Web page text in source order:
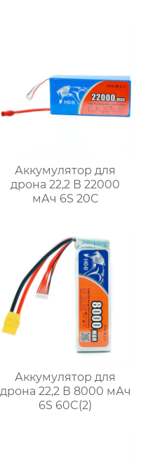
Аккумулятор для
дрона 22,2 В 22000
мАч 6S 20C
Аккумулятор для
дрона 22,2 В 8000 мАч
6S 60C(2)